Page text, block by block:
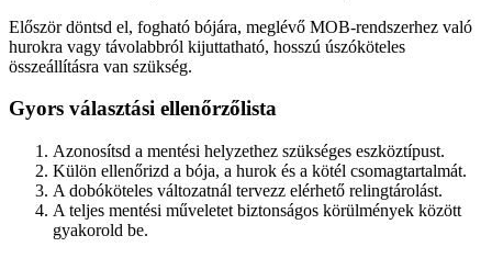
Először döntsd el, fogható bójára, meglévő MOB-rendszerhez való
hurokra vagy távolabbról kijuttatható, hosszú úszóköteles
összeállításra van szükség.
Gyors választási ellenőrzőlista
Azonosítsd a mentési helyzethez szükséges eszköztípust.
Külön ellenőrizd a bója, a hurok és a kötél csomagtartalmát.
A dobóköteles változatnál tervezz elérhető relingtárolást.
A teljes mentési műveletet biztonságos körülmények között
gyakorold be.